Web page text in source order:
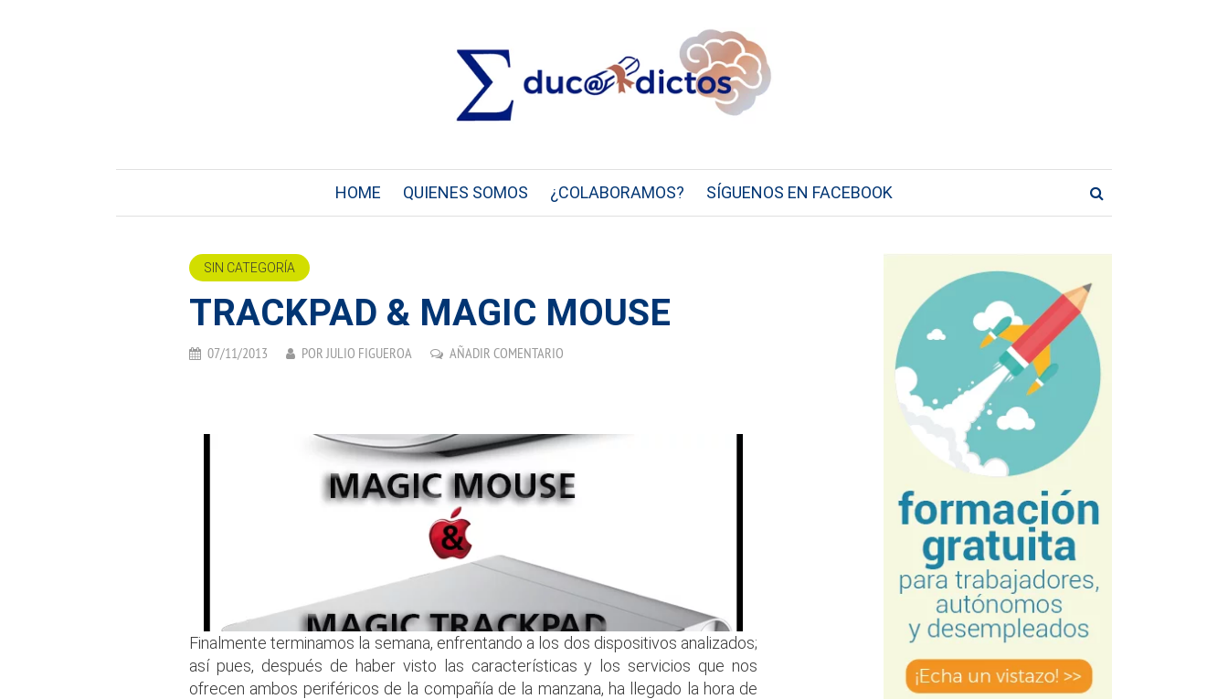
HOME QUIENES SOMOS ¿COLABORAMOS? SÍGUENOS EN FACEBOOK
SIN CATEGORÍA
TRACKPAD & MAGIC MOUSE
07/11/2013 PORJULIO FIGUEROA AÑADIR COMENTARIO
Finalmente terminamos la semana, enfrentando a los dos dispositivos analizados;
así pues, después de haber visto las características y los servicios que nos
ofrecen ambos periféricos de la compañía de la manzana, ha llegado la hora de